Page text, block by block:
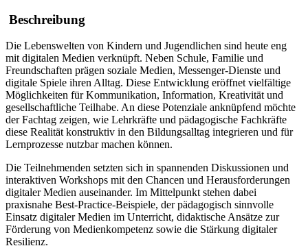
Beschreibung
Die Lebenswelten von Kindern und Jugendlichen sind heute eng
mit digitalen Medien verknüpft. Neben Schule, Familie und
Freundschaften prägen soziale Medien, Messenger-Dienste und
digitale Spiele ihren Alltag. Diese Entwicklung eröffnet vielfältige
Möglichkeiten für Kommunikation, Information, Kreativität und
gesellschaftliche Teilhabe. An diese Potenziale anknüpfend möchte
der Fachtag zeigen, wie Lehrkräfte und pädagogische Fachkräfte
diese Realität konstruktiv in den Bildungsalltag integrieren und für
Lernprozesse nutzbar machen können.
Die Teilnehmenden setzten sich in spannenden Diskussionen und
interaktiven Workshops mit den Chancen und Herausforderungen
digitaler Medien auseinander. Im Mittelpunkt stehen dabei
praxisnahe Best-Practice-Beispiele, der pädagogisch sinnvolle
Einsatz digitaler Medien im Unterricht, didaktische Ansätze zur
Förderung von Medienkompetenz sowie die Stärkung digitaler
Resilienz.